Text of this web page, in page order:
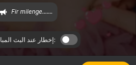
Fir milenge.......
إخطار عند البث المباشر: